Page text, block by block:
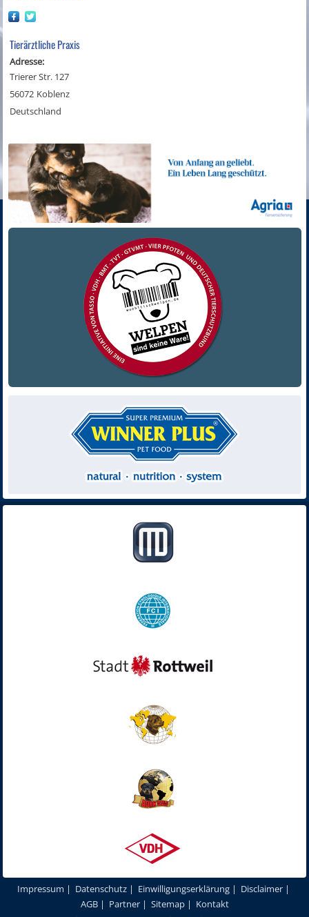
Tierärztliche Praxis
Adresse:
Trierer Str. 127
56072 Koblenz
Deutschland
Impressum | Datenschutz | Einwilligungserklärung | Disclaimer |
AGB| Partner| Sitemap| Kontakt